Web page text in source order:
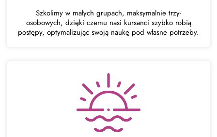
Szkolimy w małych grupach, maksymalnie trzy-
osobowych, dzięki czemu nasi kursanci szybko robią
postępy, optymalizując swoją naukę pod własne potrzeby.